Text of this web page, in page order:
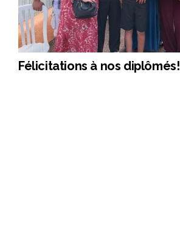
Félicitations à nos diplômés!